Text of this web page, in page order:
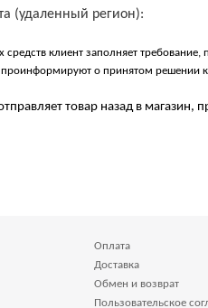
(удаленный регион):
клиент заполняет требование,
проинформируют о принятом решении
товар назад в
Оплата
Доставка
Обмен и возврат
Пользовательское